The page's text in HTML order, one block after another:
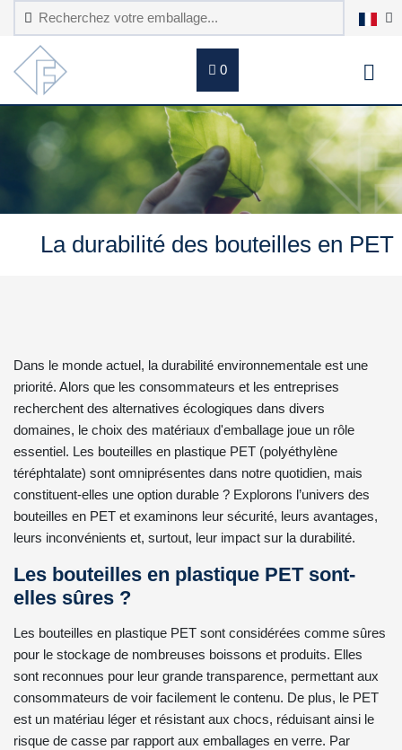
0
La durabilité des bouteilles en
Dans le monde actuel, la durabilité environnementale est une
priorité. Alors que les consommateurs et les entreprises
recherchent des alternatives écologiques dans divers
domaines, le choix des matériaux d'emballage joue un rôle
essentiel. Les bouteilles en plastique PET (polyéthylène
téréphtalate) sont omniprésentes dans notre quotidien, mais
constituent-elles une option durable ? Explorons l’univers des
bouteilles en PET et examinons leur sécurité, leurs avantages,
leurs inconvénients et, surtout, leur impact sur la durabilité.
Les bouteilles en plastique PET sont-
elles sûres ?
Les bouteilles en plastique PET sont considérées comme sûres
pour le stockage de nombreuses boissons et produits. Elles
sont reconnues pour leur grande transparence, permettant aux
consommateurs de voir facilement le contenu. De plus, le PET
est un matériau léger et résistant aux chocs, réduisant ainsi le
risque de casse par rapport aux emballages en verre. Par